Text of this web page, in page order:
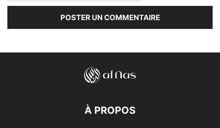
À PROPOS